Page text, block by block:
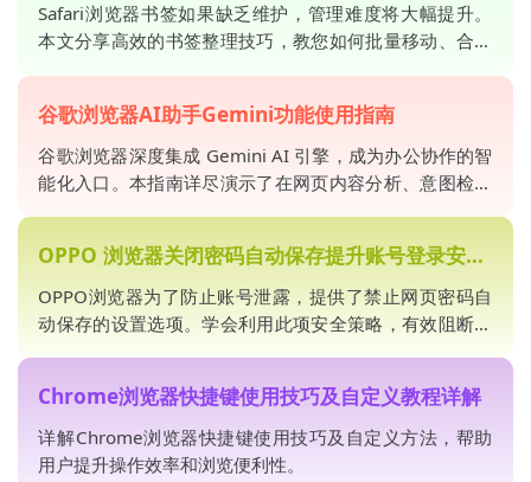
Safari浏览器书签如果缺乏维护，管理难度将大幅提升。
本文分享高效的书签整理技巧，教您如何批量移动、合并
谷歌浏览器AI助手Gemini功能使用指南
谷歌浏览器深度集成 Gemini AI 引擎，成为办公协作的智
能化入口。本指南详尽演示了在网页内容分析、意图检索
OPPO 浏览器关闭密码自动保存提升账号登录安全性
OPPO浏览器为了防止账号泄露，提供了禁止网页密码自
动保存的设置选项。学会利用此项安全策略，有效阻断第
Chrome浏览器快捷键使用技巧及自定义教程详解
详解Chrome浏览器快捷键使用技巧及自定义方法，帮助
用户提升操作效率和浏览便利性。